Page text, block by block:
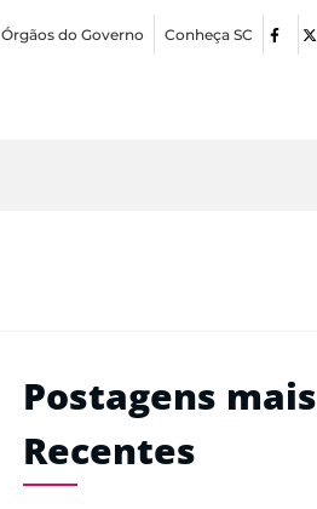
Órgãos do Governo Conheça SC
Postagens mais
Recentes